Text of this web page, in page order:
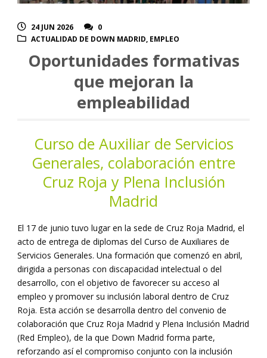
24 JUN 2026
0
ACTUALIDAD DE DOWN MADRID, EMPLEO
Oportunidades formativas
que mejoran la
empleabilidad
Curso de Auxiliar de Servicios
Generales, colaboración entre
Cruz Roja y Plena Inclusión
Madrid
El 17 de junio tuvo lugar en la sede de Cruz Roja Madrid, el
acto de entrega de diplomas del Curso de Auxiliares de
Servicios Generales. Una formación que comenzó en abril,
dirigida a personas con discapacidad intelectual o del
desarrollo, con el objetivo de favorecer su acceso al
empleo y promover su inclusión laboral dentro de Cruz
Roja. Esta acción se desarrolla dentro del convenio de
colaboración que Cruz Roja Madrid y Plena Inclusión Madrid
(Red Empleo), de la que Down Madrid forma parte,
reforzando así el compromiso conjunto con la inclusión